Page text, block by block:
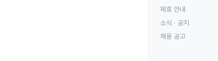
제휴 안내
소식 · 공지
채용 공고